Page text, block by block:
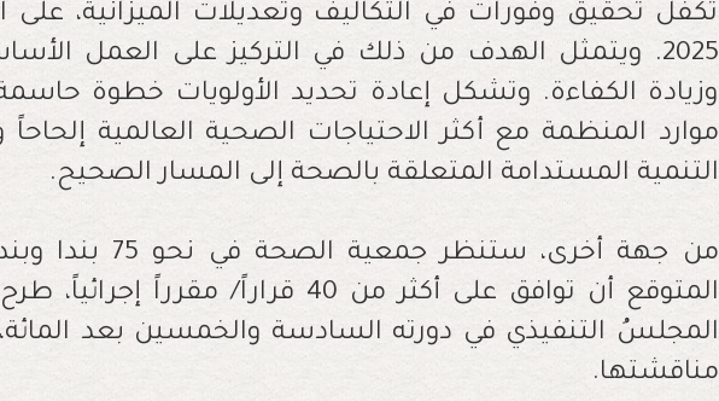
تكفل تحقيق وفورات في التكاليف وتعديلات الميزانية، على
2025. ويتمثل الهدف من ذلك في التركيز على العمل
وزيادة الكفاءة. وتشكل إعادة تحديد الأولويات خطوة
موارد المنظمة مع أكثر الاحتياجات الصحية العالمية إلحاحاً
التنمية المستدامة المتعلقة بالصحة إلى المسار الصحيح.
من جهة أخرى، ستنظر
المتوقع أن توافق على أكثر من 40 قراراً/ مقرراً
المجلسُ التنفيذي في دورته السادسة والخمسين بعد
مناقشتها.